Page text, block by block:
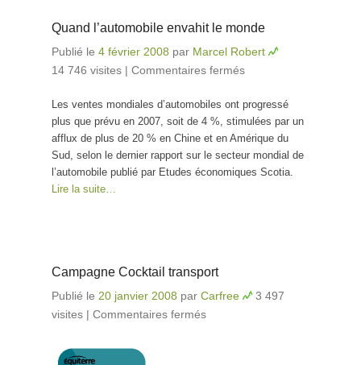
Quand l’automobile envahit le monde
Publié le 4 février 2008 par Marcel Robert
14 746 visites | Commentaires fermés
envahit le
monde
Les ventes mondiales d’automobiles ont progressé
plus que prévu en 2007, soit de 4 %, stimulées par un
afflux de plus de 20 % en Chine et en Amérique du
Sud, selon le dernier rapport sur le secteur mondial de
l’automobile publié par Etudes économiques Scotia.
Lire la suite…
Campagne Cocktail transport
Publié le 20 janvier 2008 par Carfree
3 497
visites | Commentaires fermés